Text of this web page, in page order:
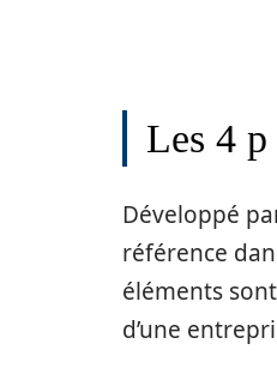
Les 4
Développé
référence
éléments
d’une